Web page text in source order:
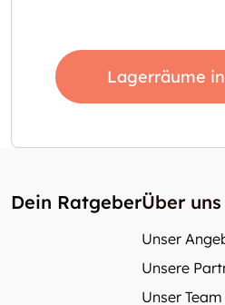
Lagerräume
Dein RatgeberÜber uns
Unser
Unsere
Unser Team